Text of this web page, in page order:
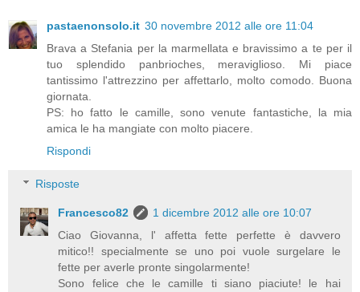
pastaenonsolo.it 30 novembre 2012 alle ore 11:04
Brava a Stefania per la marmellata e bravissimo a te per il
tuo splendido panbrioches, meraviglioso. Mi piace
tantissimo l'attrezzino per affettarlo, molto comodo. Buona
giornata.
PS: ho fatto le camille, sono venute fantastiche, la mia
amica le ha mangiate con molto piacere.
Rispondi
Risposte
Francesco82
1 dicembre 2012 alle ore 10:07
Ciao Giovanna, l' affetta fette perfette è davvero
mitico!! specialmente se uno poi vuole surgelare le
fette per averle pronte singolarmente!
Sono felice che le camille ti siano piaciute! le hai